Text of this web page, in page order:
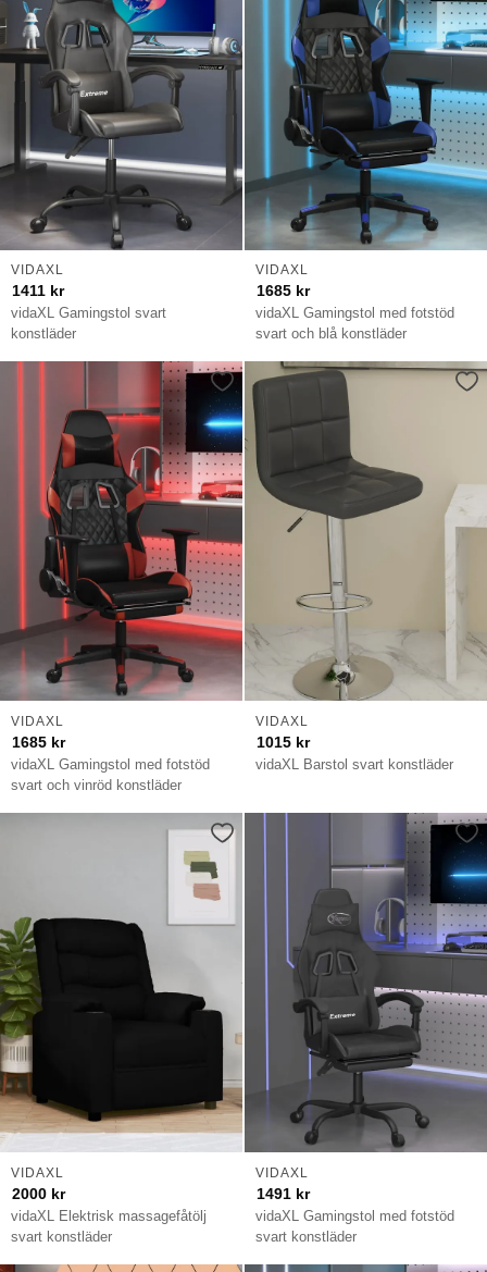
vidaXL Gamingstol svart
konstläder
VIDAXL
1411 kr
vidaXL Gamingstol med fotstöd
svart och blå konstläder
VIDAXL
1685 kr
vidaXL Gamingstol med fotstöd
svart och vinröd konstläder
VIDAXL
1685 kr
vidaXL Barstol svart konstläder
VIDAXL
1015 kr
vidaXL Elektrisk massagefåtölj
svart konstläder
VIDAXL
2000 kr
vidaXL Gamingstol med fotstöd
svart konstläder
VIDAXL
1491 kr